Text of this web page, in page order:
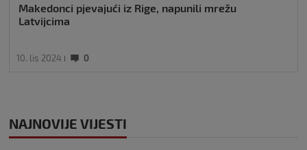
Makedonci pjevajući iz Rige, napunili mrežu
Latvijcima
10. lis 2024 0
NAJNOVIJE VIJESTI